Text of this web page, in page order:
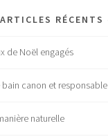
ARTICLES RÉCENTS
de Noël engagés
canon et responsable
naturelle